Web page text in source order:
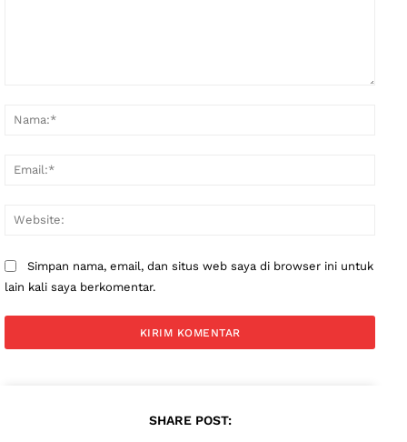
Simpan nama, email, dan situs web saya di browser ini untuk
lain kali saya berkomentar.
SHARE POST: